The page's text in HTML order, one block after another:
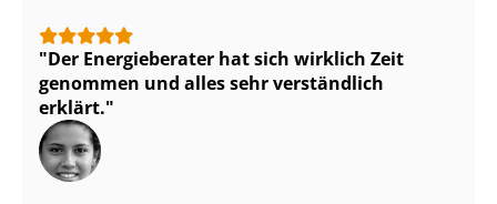
Der Energieberater hat sich wirklich Zeit
genommen und alles sehr verständlich
erklärt.